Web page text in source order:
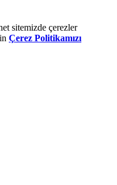
sitemizde çerezler
Çerez Politikamızı